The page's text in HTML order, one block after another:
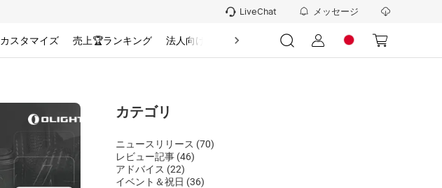
LiveChat メッセージ
カスタマイズ 売上🏆ランキング 法人向け 情報
カテゴリ
ニュースリリース (70)
レビュー記事 (46)
アドバイス (22)
イベント＆祝日 (36)